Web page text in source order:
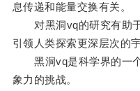
息传递和能量交换有关。
对黑洞vq的研究有助于
引领人类探索更深层次的
黑洞vq是科学界的一个
象力的挑战。